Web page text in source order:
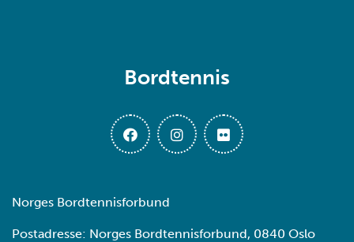
Bordtennis
Norges Bordtennisforbund
Postadresse: Norges Bordtennisforbund, 0840 Oslo